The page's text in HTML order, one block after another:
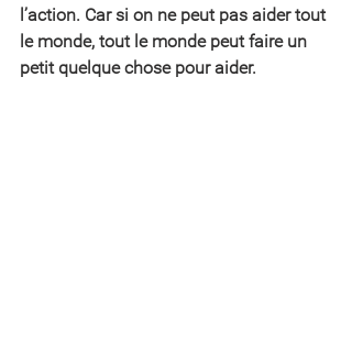
l’action. Car si on ne peut pas aider tout
le monde, tout le monde peut faire un
petit quelque chose pour aider.